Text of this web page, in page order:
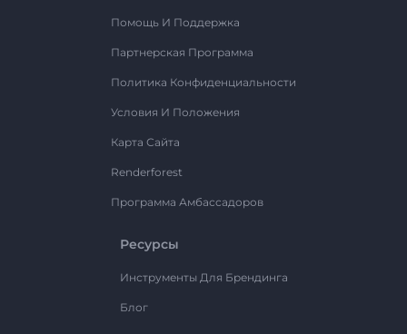
Помощь И Поддержка
Партнерская Программа
Политика Конфиденциальности
Условия И Положения
Карта Сайта
Renderforest
Программа Амбассадоров
Ресурсы
Инструменты Для Брендинга
Блог